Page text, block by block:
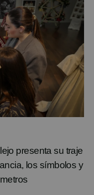
presentasu traje
los símbolos y